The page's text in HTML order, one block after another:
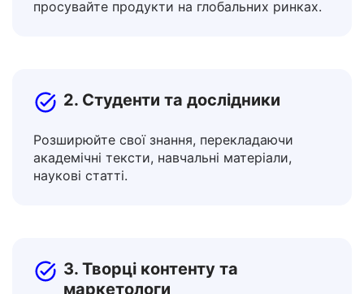
2. Студенти та дослідники
Розширюйте свої знання, перекладаючи